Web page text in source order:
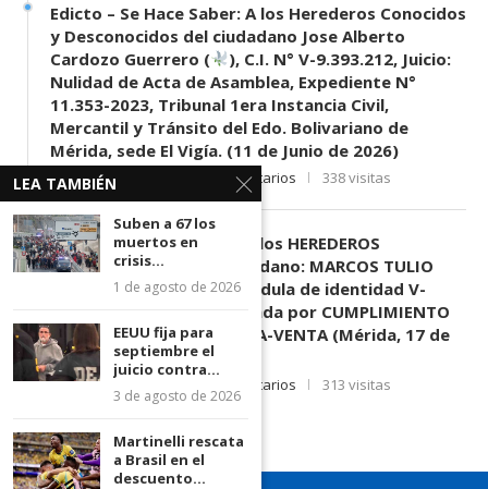
Edicto – Se Hace Saber: A los Herederos Conocidos
y Desconocidos del ciudadano Jose Alberto
Cardozo Guerrero (
), C.I. N° V-9.393.212, Juicio:
Nulidad de Acta de Asamblea, Expediente N°
11.353-2023, Tribunal 1era Instancia Civil,
Mercantil y Tránsito del Edo. Bolivariano de
Mérida, sede El Vigía. (11 de Junio de 2026)
11 de junio de 2026 0 comentarios 338 visitas
EDICTO SE HACE SABER: A los HEREDEROS
DESCONOCIDOS del ciudadano: MARCOS TULIO
MORENO HERRERA, (
) cédula de identidad V-
3.003.963, Parte demandada por CUMPLIMIENTO
DE CONTRATO DE COMPRA-VENTA (Mérida, 17 de
Junio de 2026)
17 de junio de 2026 0 comentarios 313 visitas
LEA TAMBIÉN
Suben a 67 los
muertos en
crisis...
1 de agosto de 2026
EEUU fija para
septiembre el
juicio contra...
3 de agosto de 2026
Martinelli rescata
a Brasil en el
descuento...